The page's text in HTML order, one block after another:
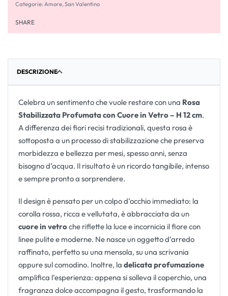
Categorie: Amore,San Valentino
SHARE
DESCRIZIONE
Celebra un sentimento che vuole restare con una Rosa
Stabilizzata Profumata con Cuore in Vetro – H 12 cm.
A differenza dei fiori recisi tradizionali, questa rosa è
sottoposta a un processo di stabilizzazione che preserva
morbidezza e bellezza per mesi, spesso anni, senza
bisogno d’acqua. Il risultato è un ricordo tangibile, intenso
e sempre pronto a sorprendere.
Il design è pensato per un colpo d’occhio immediato: la
corolla rossa, ricca e vellutata, è abbracciata da un
cuore in vetroche riflette la luce e incornicia il fiore con
linee pulite e moderne. Ne nasce un oggetto d’arredo
raffinato, perfetto su una mensola, su una scrivania
oppure sul comodino. Inoltre, la delicata profumazione
amplifica l’esperienza: appena si solleva il coperchio, una
fragranza dolce accompagna il gesto, trasformando la